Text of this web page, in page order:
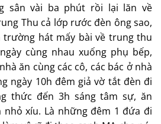
sân vài ba phút rồi lại lăn về
Thu cả lớp rước đèn ông sao,
hát mấy bài về trung thu
cùng nhau xuống phụ bếp,
ăn cùng các cô, các bác ở nhà
ngày 10h đêm giả vờ tắt đèn đi
thức đến 3h sáng tâm sự, ăn
xíu. Là những đêm 1 đứa đi